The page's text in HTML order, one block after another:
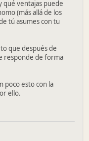
qué ventajas puede
(más allá de los
tú asumes con tu
que después de
responde de forma
poco esto con la
ello.